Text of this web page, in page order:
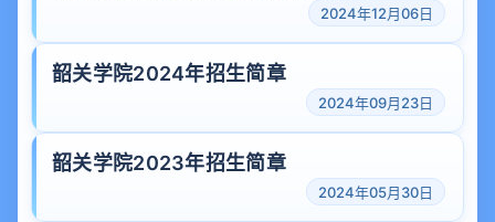
2024年12月06日
韶关学院2024年招生简章
2024年09月23日
韶关学院2023年招生简章
2024年05月30日